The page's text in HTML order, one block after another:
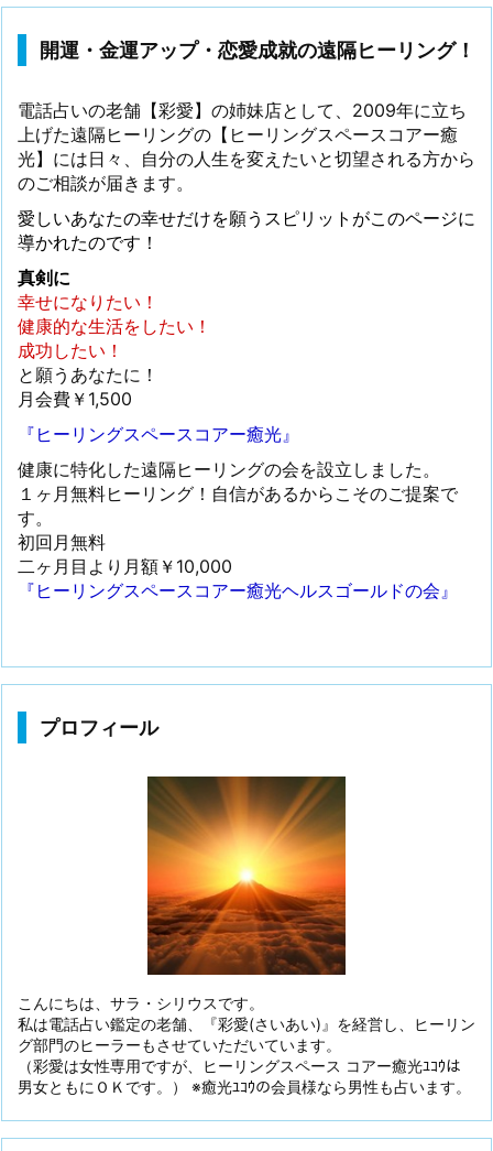
開運・金運アップ・恋愛成就の遠隔ヒーリング！
電話占いの老舗【彩愛】の姉妹店として、2009年に立ち
上げた遠隔ヒーリングの【ヒーリングスペースコアー癒
光】には日々、自分の人生を変えたいと切望される方から
のご相談が届きます。
愛しいあなたの幸せだけを願うスピリットがこのページに
導かれたのです！
真剣に
幸せになりたい！
健康的な生活をしたい！
成功したい！
と願うあなたに！
月会費￥1,500
『ヒーリングスペースコアー癒光』
健康に特化した遠隔ヒーリングの会を設立しました。
１ヶ月無料ヒーリング！自信があるからこそのご提案で
す。
初回月無料
二ヶ月目より月額￥10,000
『ヒーリングスペースコアー癒光ヘルスゴールドの会』
プロフィール
こんにちは、サラ・シリウスです。
私は電話占い鑑定の老舗、『彩愛(さいあい)』を経営し、ヒーリン
グ部門のヒーラーもさせていただいています。
（彩愛は女性専用ですが、ヒーリングスペース コアー癒光ﾕｺｳは
男女ともにＯＫです。） ※癒光ﾕｺｳの会員様なら男性も占います。